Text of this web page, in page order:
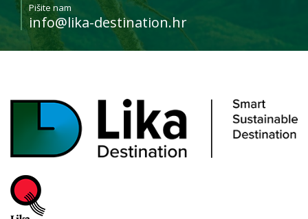
Pišite nam
info@lika-destination.hr